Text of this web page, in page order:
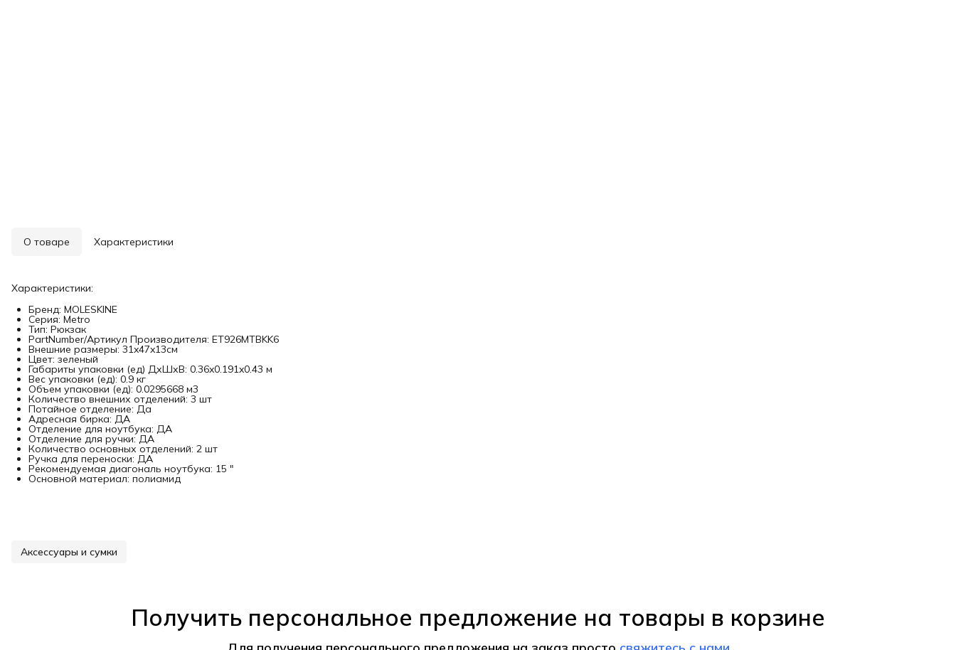
О товаре Характеристики
Характеристики:
Бренд: MOLESKINE
Серия: Metro
Тип: Рюкзак
PartNumber/Артикул Производителя: ET926MTBKK6
Внешние размеры: 31x47x13см
Цвет: зеленый
Габариты упаковки (ед) ДхШхВ: 0.36x0.191x0.43 м
Вес упаковки (ед): 0.9 кг
Объем упаковки (ед): 0.0295668 м3
Количество внешних отделений: 3 шт
Потайное отделение: Да
Адресная бирка: ДА
Отделение для ноутбука: ДА
Отделение для ручки: ДА
Количество основных отделений: 2 шт
Ручка для переноски: ДА
Рекомендуемая диагональ ноутбука: 15 "
Основной материал: полиамид
Аксессуары и сумки
Получить персональное предложение на товары в корзине